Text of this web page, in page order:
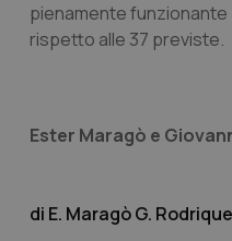
pienamente funzionante
rispetto alle 37 previste.
Ester Maragò e
E. Maragò G.